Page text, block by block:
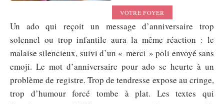
VOTRE FOYER
Un ado qui reçoit un message d’anniversaire trop
solennel ou trop infantile aura la même réaction : le
malaise silencieux, suivi d’un « merci » poli envoyé sans
emoji. Le mot d’anniversaire pour ado se heurte à un
problème de registre. Trop de tendresse expose au cringe,
trop d’humour forcé tombe à plat. Les textes qui